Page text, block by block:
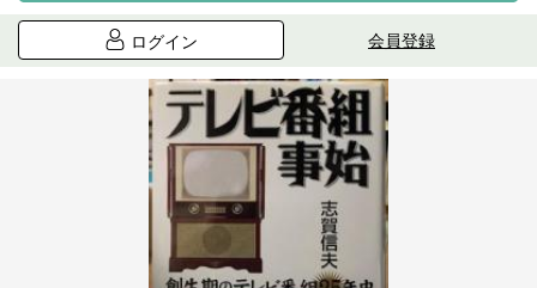
ログイン 会員登録